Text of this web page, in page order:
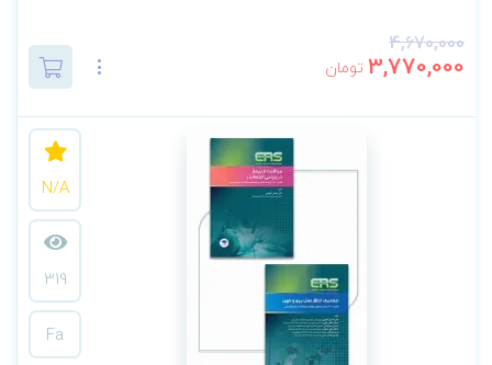
4,670,000
3,770,000 تومان
N/A
319
Fa